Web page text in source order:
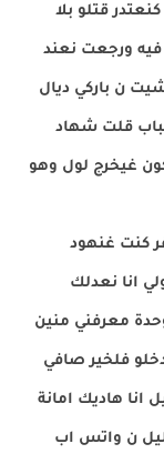
قتلو بلا
فيه ورجعت نعند
ن باركي ديال
قلت شهاد
غيخرج لول وهو
كنت غنهود
انا نعدلك
معرفني منين
فلخير صافي
انا هاديك امانة
ن واتس اب